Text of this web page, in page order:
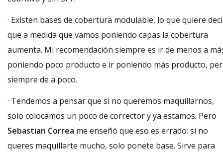
· Existen bases de cobertura modulable, lo que quiere
que a medida que vamos poniendo capas la cobertura
aumenta. Mi recomendación siempre es ir de menos a
poniendo poco producto e ir poniendo más producto,
siempre de a poco.
· Tendemos a pensar que si no queremos maquillarnos,
solo colocamos un poco de corrector y ya estamos. Pero
Sebastian Correa me enseñó que eso es errado: si no
queres maquillarte mucho, solo ponete base. Sirve para